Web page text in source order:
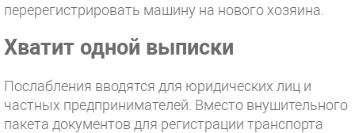
перерегистрировать машину на нового хозяина.
Хватит одной выписки
Послабления вводятся для юридических лиц и
частных предпринимателей. Вместо внушительного
пакета документов для регистрации транспорта